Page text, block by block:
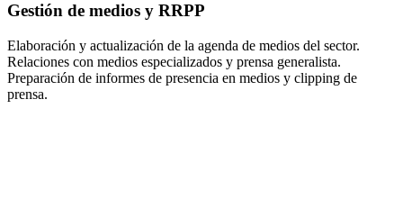
Gestión de medios y RRPP
Elaboración y actualización de la agenda de medios del sector.
Relaciones con medios especializados y prensa generalista.
Preparación de informes de presencia en medios y clipping de
prensa.